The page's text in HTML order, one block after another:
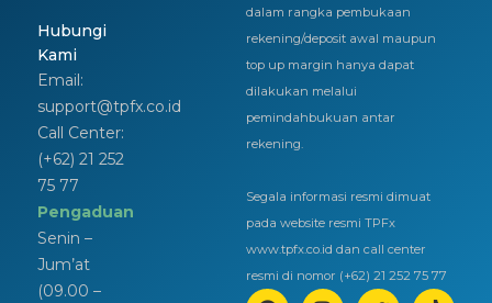
Hubungi
Kami
Email:
support@tpfx.co.id
Call Center:
(+62) 21 252
75 77
Pengaduan
Senin –
Jum’at
(09.00 –
dalam rangka pembukaan
rekening/deposit awal maupun
top up margin hanya dapat
dilakukan melalui
pemindahbukuan antar
rekening.
Segala informasi resmi dimuat
pada website resmi TPFx
www.tpfx.co.id dan call center
resmi di nomor (+62) 21 252 75 77